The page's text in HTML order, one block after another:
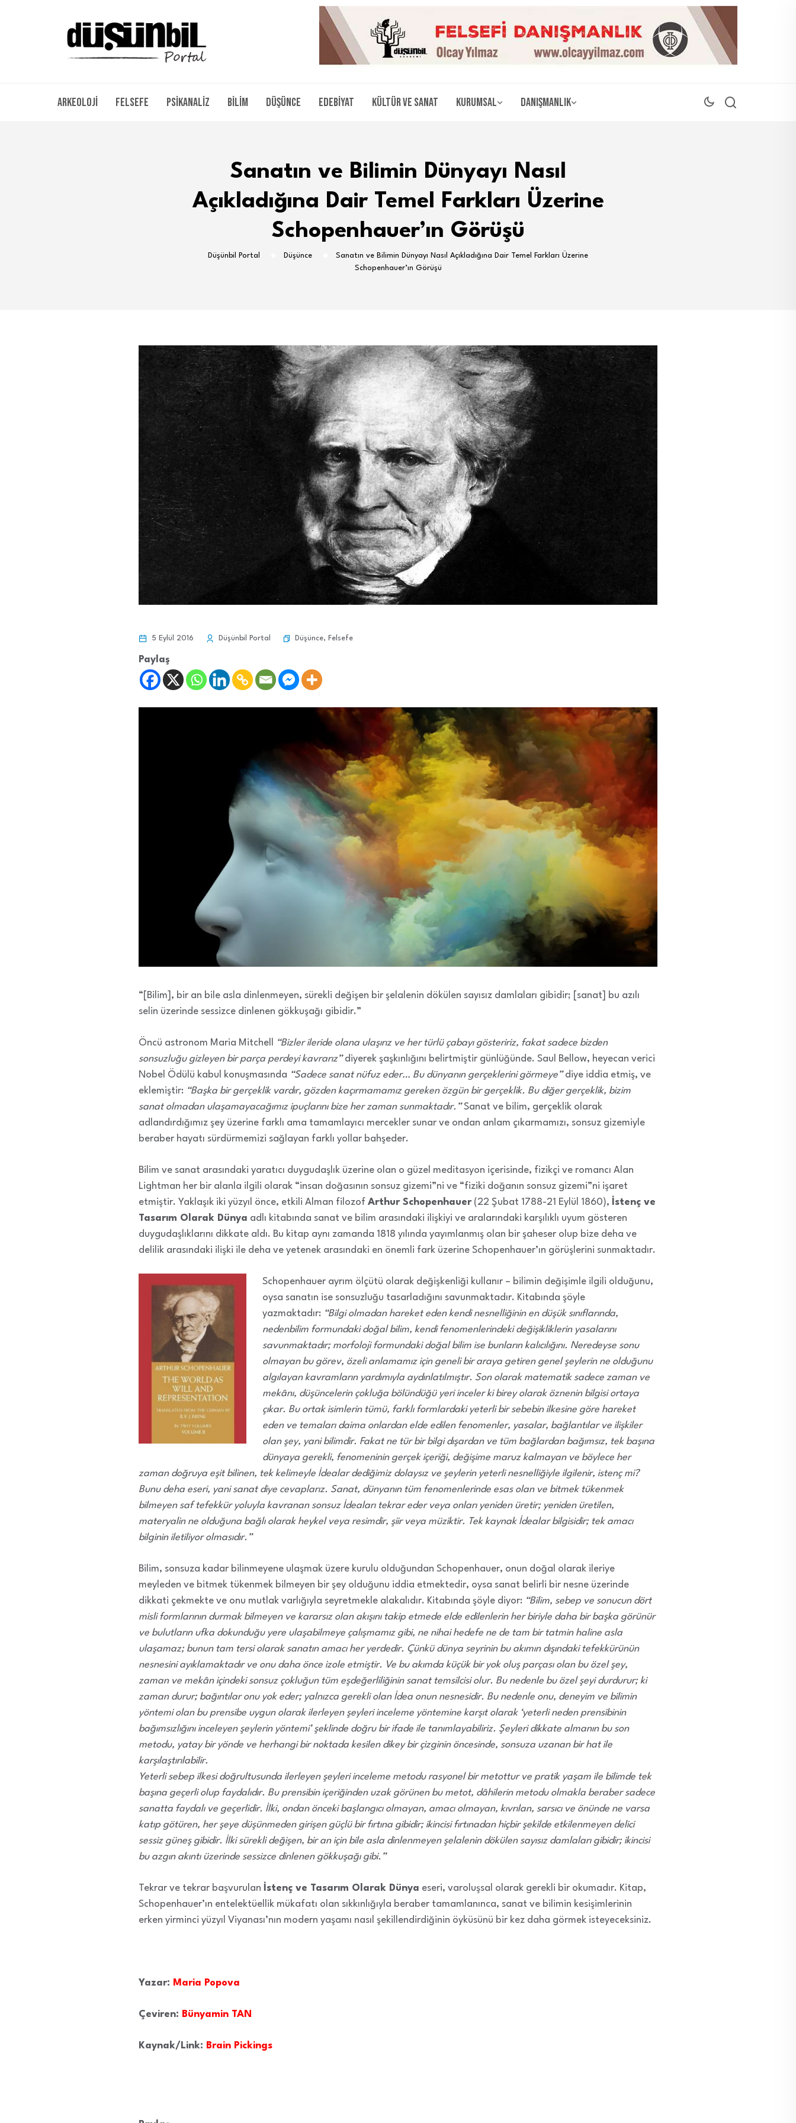
Arkeoloji Felsefe Psikanaliz Bilim Düşünce Edebiyat Kültür ve Sanat Kurumsal Danışmanlık
Sanatın ve Bilimin Dünyayı Nasıl
Açıkladığına Dair Temel Farkları Üzerine
Schopenhauer’ın Görüşü
Düşünbil Portal Düşünce
Sanatın ve Bilimin Dünyayı Nasıl Açıkladığına Dair Temel Farkları Üzerine
Schopenhauer’ın Görüşü
5 Eylül 2016 Düşünbil Portal Düşünce, Felsefe
Paylaş
“[Bilim], bir an bile asla dinlenmeyen, sürekli değişen bir şelalenin dökülen sayısız damlaları gibidir; [sanat] bu azılı
selin üzerinde sessizce dinlenen gökkuşağı gibidir.”
Öncü astronom Maria Mitchell
“Bizler ileride olana ulaşırız ve her türlü çabayı gösteririz, fakat sadece bizden
sonsuzluğu gizleyen bir parça perdeyi kavrarız”diyerek şaşkınlığını belirtmiştir günlüğünde. Saul Bellow, heyecan verici
Nobel Ödülü kabul konuşmasında “Sadece sanat nüfuz eder… Bu dünyanın gerçeklerini görmeye”diye iddia etmiş, ve
eklemiştir: “Başka bir gerçeklik vardır, gözden kaçırmamamız gereken özgün bir gerçeklik. Bu diğer gerçeklik, bizim
sanat olmadan ulaşamayacağımız ipuçlarını bize her zaman sunmaktadır.”Sanat ve bilim, gerçeklik olarak
adlandırdığımız şey üzerine farklı ama tamamlayıcı mercekler sunar ve ondan anlam çıkarmamızı, sonsuz gizemiyle
beraber hayatı sürdürmemizi sağlayan farklı yollar bahşeder.
Bilim ve sanat arasındaki yaratıcı duygudaşlık üzerine olan o güzel meditasyon içerisinde, fizikçi ve romancı Alan
Lightman her bir alanla ilgili olarak “insan doğasının sonsuz gizemi”ni ve “fiziki doğanın sonsuz gizemi”ni işaret
etmiştir. Yaklaşık iki yüzyıl önce, etkili Alman filozof Arthur Schopenhauer(22 Şubat 1788-21 Eylül 1860), İstenç ve
Tasarım Olarak Dünya adlı kitabında sanat ve bilim arasındaki ilişkiyi ve aralarındaki karşılıklı uyum gösteren
duygudaşlıklarını dikkate aldı. Bu kitap aynı zamanda 1818 yılında yayımlanmış olan bir şaheser olup bize deha ve
delilik arasındaki ilişki ile deha ve yetenek arasındaki en önemli fark üzerine Schopenhauer’ın görüşlerini sunmaktadır.
Schopenhauer ayrım ölçütü olarak değişkenliği kullanır – bilimin değişimle ilgili olduğunu,
oysa sanatın ise sonsuzluğu tasarladığını savunmaktadır. Kitabında şöyle
yazmaktadır: “Bilgi olmadan hareket eden kendi nesnelliğinin en düşük sınıflarında,
nedenbilim formundaki doğal bilim, kendi fenomenlerindeki değişikliklerin yasalarını
savunmaktadır; morfoloji formundaki doğal bilim ise bunların kalıcılığını. Neredeyse sonu
olmayan bu görev, özeli anlamamız için geneli bir araya getiren genel şeylerin ne olduğunu
algılayan kavramların yardımıyla aydınlatılmıştır. Son olarak matematik sadece zaman ve
mekânı, düşüncelerin çokluğa bölündüğü yeri inceler ki birey olarak öznenin bilgisi ortaya
çıkar. Bu ortak isimlerin tümü, farklı formlardaki yeterli bir sebebin ilkesine göre hareket
eden ve temaları daima onlardan elde edilen fenomenler, yasalar, bağlantılar ve ilişkiler
olan şey, yani bilimdir. Fakat ne tür bir bilgi dışardan ve tüm bağlardan bağımsız, tek başına
dünyaya gerekli, fenomeninin gerçek içeriği, değişime maruz kalmayan ve böylece her
zaman doğruya eşit bilinen, tek kelimeyle İdealar dediğimiz dolaysız ve şeylerin yeterli nesnelliğiyle ilgilenir, istenç mi?
Bunu deha eseri, yani sanat diye cevaplarız. Sanat, dünyanın tüm fenomenlerinde esas olan ve bitmek tükenmek
bilmeyen saf tefekkür yoluyla kavranan sonsuz İdeaları tekrar eder veya onları yeniden üretir; yeniden üretilen,
materyalin ne olduğuna bağlı olarak heykel veya resimdir, şiir veya müziktir. Tek kaynak İdealar bilgisidir; tek amacı
bilginin iletiliyor olmasıdır.”
Bilim, sonsuza kadar bilinmeyene ulaşmak üzere kurulu olduğundan Schopenhauer, onun doğal olarak ileriye
meyleden ve bitmek tükenmek bilmeyen bir şey olduğunu iddia etmektedir, oysa sanat belirli bir nesne üzerinde
dikkati çekmekte ve onu mutlak varlığıyla seyretmekle alakalıdır. Kitabında şöyle diyor: “Bilim, sebep ve sonucun dört
misli formlarının durmak bilmeyen ve kararsız olan akışını takip etmede elde edilenlerin her biriyle daha bir başka görünür
ve bulutların ufka dokunduğu yere ulaşabilmeye çalışmamız gibi, ne nihai hedefe ne de tam bir tatmin haline asla
ulaşamaz; bunun tam tersi olarak sanatın amacı her yerdedir. Çünkü dünya seyrinin bu akımın dışındaki tefekkürünün
nesnesini ayıklamaktadır ve onu daha önce izole etmiştir. Ve bu akımda küçük bir yok oluş parçası olan bu özel şey,
zaman ve mekân içindeki sonsuz çokluğun tüm eşdeğerliliğinin sanat temsilcisi olur. Bu nedenle bu özel şeyi durdurur; ki
zaman durur; bağıntılar onu yok eder; yalnızca gerekli olan İdea onun nesnesidir. Bu nedenle onu, deneyim ve bilimin
yöntemi olan bu prensibe uygun olarak ilerleyen şeyleri inceleme yöntemine karşıt olarak ‘yeterli neden prensibinin
bağımsızlığını inceleyen şeylerin yöntemi’ şeklinde doğru bir ifade ile tanımlayabiliriz. Şeyleri dikkate almanın bu son
metodu, yatay bir yönde ve herhangi bir noktada kesilen dikey bir çizginin öncesinde, sonsuza uzanan bir hat ile
karşılaştırılabilir.
Yeterli sebep ilkesi doğrultusunda ilerleyen şeyleri inceleme metodu rasyonel bir metottur ve pratik yaşam ile bilimde tek
başına geçerli olup faydalıdır. Bu prensibin içeriğinden uzak görünen bu metot, dâhilerin metodu olmakla beraber sadece
sanatta faydalı ve geçerlidir. İlki, ondan önceki başlangıcı olmayan, amacı olmayan, kıvrılan, sarsıcı ve önünde ne varsa
katıp götüren, her şeye düşünmeden girişen güçlü bir fırtına gibidir; ikincisi fırtınadan hiçbir şekilde etkilenmeyen delici
sessiz güneş gibidir. İlki sürekli değişen, bir an için bile asla dinlenmeyen şelalenin dökülen sayısız damlaları gibidir; ikincisi
bu azgın akıntı üzerinde sessizce dinlenen gökkuşağı gibi.”
Tekrar ve tekrar başvurulan İstenç ve Tasarım Olarak Dünya eseri, varoluşsal olarak gerekli bir okumadır. Kitap,
Schopenhauer’ın entelektüellik mükafatı olan sıkkınlığıyla beraber tamamlanınca, sanat ve bilimin kesişimlerinin
erken yirminci yüzyıl Viyanası’nın modern yaşamı nasıl şekillendirdiğinin öyküsünü bir kez daha görmek isteyeceksiniz.
Yazar: Maria Popova
Çeviren: Bünyamin TAN
Kaynak/Link: Brain Pickings